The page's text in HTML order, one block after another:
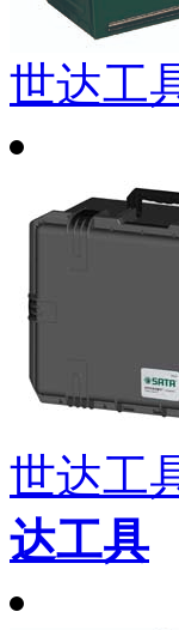
世达工
世达工
达工具